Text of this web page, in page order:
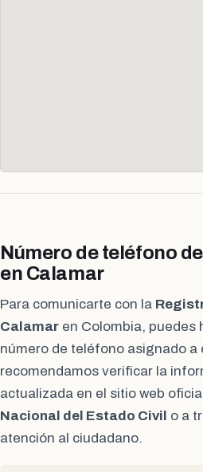
Número de teléfono
en Calamar
Para comunicarte con la
Calamar en Colombia, puedes
número de teléfono asignado a
recomendamos verificar la
actualizada en el sitio web
Nacional del Estado Civil o a
atención al ciudadano.